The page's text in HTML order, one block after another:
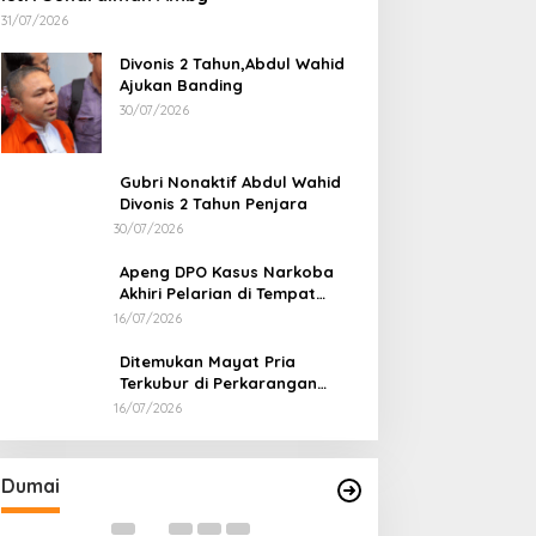
31/07/2026
Divonis 2 Tahun,Abdul Wahid
Ajukan Banding
30/07/2026
Gubri Nonaktif Abdul Wahid
Divonis 2 Tahun Penjara
30/07/2026
Apeng DPO Kasus Narkoba
Akhiri Pelarian di Tempat
Persembunyiannya di Kampar
16/07/2026
Ditemukan Mayat Pria
Terkubur di Perkarangan
Rumah
16/07/2026
Dumai
Aniaya Bapak Calon Mertua
Gunakan Celurit
Di Dumai
Empat Kepala